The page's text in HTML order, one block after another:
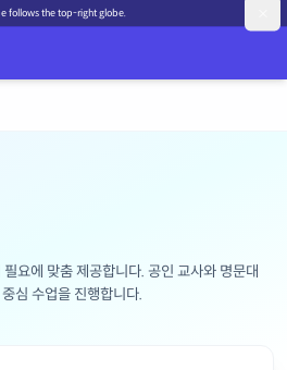
follows the top-right globe.
요에 맞춤 제공합니다. 공인 교사와 명문대
심 수업을 진행합니다.